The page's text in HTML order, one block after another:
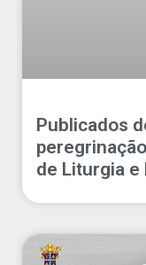
Publicados
de Liturgia e